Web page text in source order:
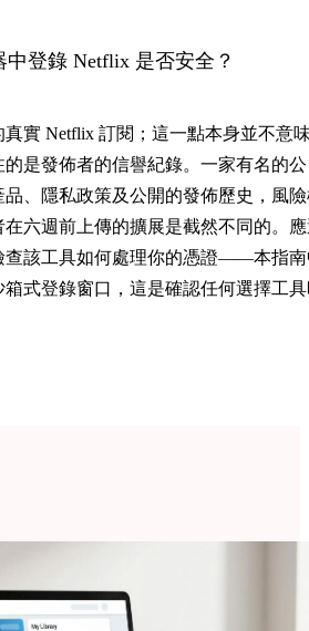
登錄 Netflix 是否安全？
實 Netflix 訂閱；這一點本身並不意
是發佈者的信譽紀錄。一家有名的公
、隱私政策及公開的發佈歷史，風
六週前上傳的擴展是截然不同的。
查該工具如何處理你的憑證——本指南
式登錄窗口，這是確認任何選擇工